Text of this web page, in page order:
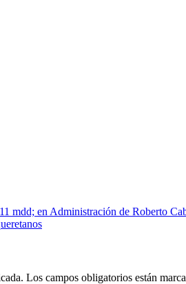
mdd; en Administración de Roberto
Los campos obligatorios están